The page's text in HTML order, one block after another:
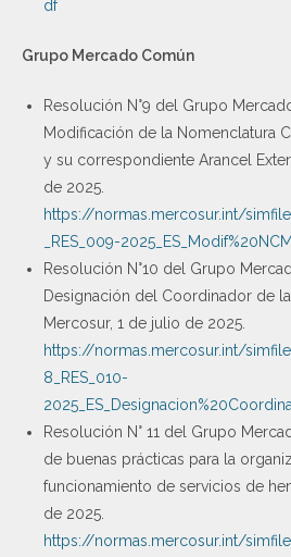
df
Grupo Mercado Común
Resolución N°9 del Grupo
Modificación de la Nomenclatura
y su correspondiente Arancel
de 2025.
https://normas.mercosur.int/
_RES_009-
Resolución N°10 del Grupo
Designación del Coordinador de
Mercosur, 1 de julio de 2025.
https://normas.mercosur.int/
8_RES_010-
Resolución N° 11 del Grupo
de buenas prácticas para la
funcionamiento de servicios de
de 2025.
https://normas.mercosur.int/